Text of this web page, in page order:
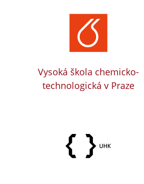
Vysoká škola chemicko-
technologická v Praze